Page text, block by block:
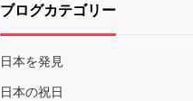
ブログカテゴリー
日本を発見
日本の祝日